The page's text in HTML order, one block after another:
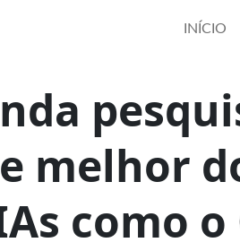
INÍCIO
melhor
como o